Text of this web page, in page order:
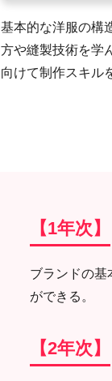
基本的な洋服の構
方や縫製技術を学
向けて制作スキル
【1年次】
ブランドの基
ができる。
【2年次】